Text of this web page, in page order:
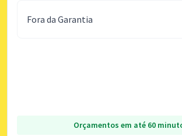
Fora da Garantia
Orçamentos em até 60